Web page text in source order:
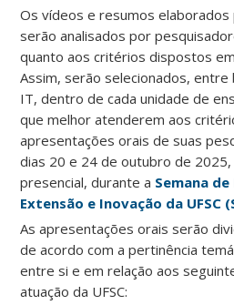
Os vídeos e resumos elaborados
serão analisados por
quanto aos critérios dispostos
Assim, serão selecionados, entre
IT, dentro de cada unidade de
que melhor atenderem aos
apresentações orais de suas
dias 20 e 24 de outubro de
presencial, durante a Semana de
Extensão e Inovação da UFSC
As apresentações orais serão
de acordo com a pertinência
entre si e em relação aos
atuação da UFSC: